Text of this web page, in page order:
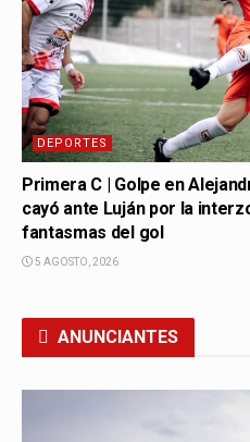
DEPORTES
Primera C | Golpe en
cayó ante Luján por la
fantasmas del gol
5 AGOSTO, 2026
ANUNCIANTES